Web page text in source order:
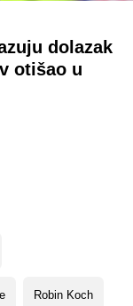
dolazak
otišao u
Robin Koch